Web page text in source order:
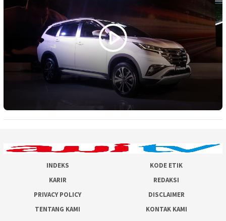
INDEKS
KODE ETIK
KARIR
REDAKSI
PRIVACY POLICY
DISCLAIMER
TENTANG KAMI
KONTAK KAMI